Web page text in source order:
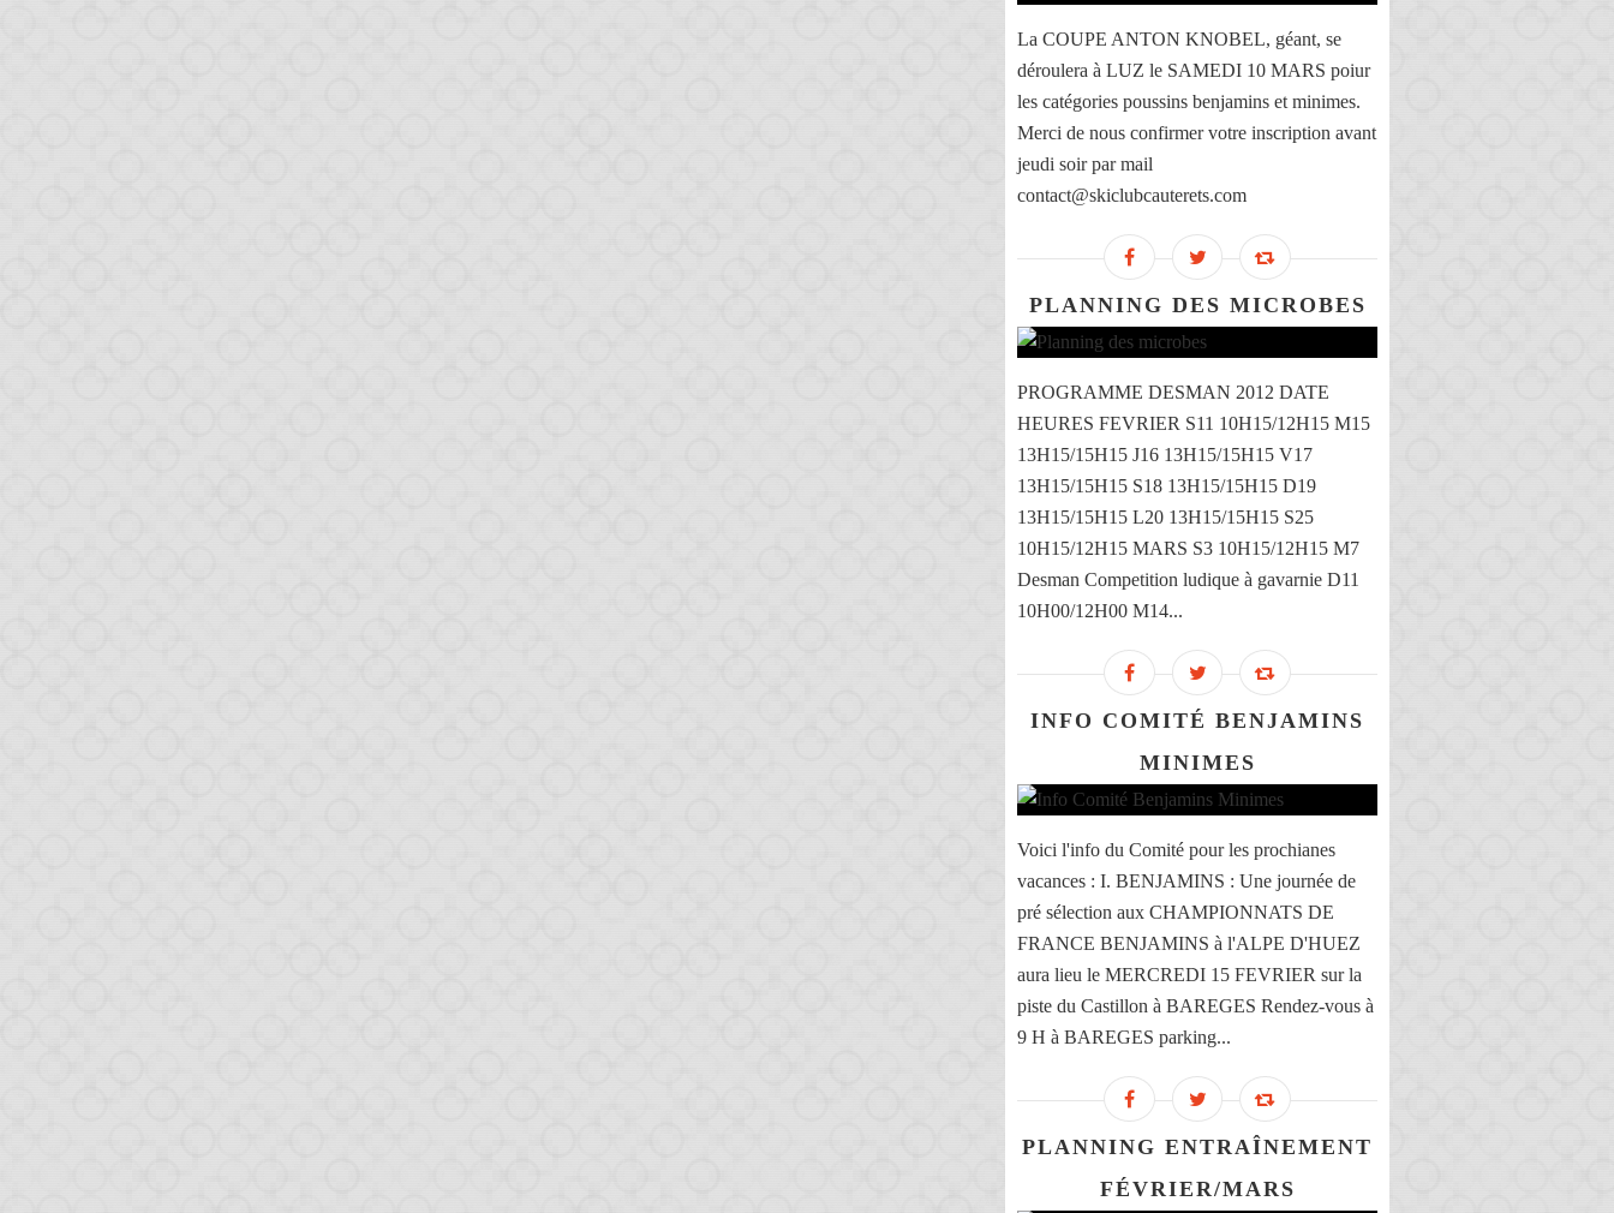
La COUPE ANTON KNOBEL, géant, se
déroulera à LUZ le SAMEDI 10 MARS poiur
les catégories poussins benjamins et minimes.
Merci de nous confirmer votre inscription avant
jeudi soir par mail
contact@skiclubcauterets.com
PLANNING DES MICROBES
PROGRAMME DESMAN 2012 DATE
HEURES FEVRIER S11 10H15/12H15 M15
13H15/15H15 J16 13H15/15H15 V17
13H15/15H15 S18 13H15/15H15 D19
13H15/15H15 L20 13H15/15H15 S25
10H15/12H15 MARS S3 10H15/12H15 M7
Desman Competition ludique à gavarnie D11
10H00/12H00 M14...
INFO COMITÉ BENJAMINS
MINIMES
Voici l'info du Comité pour les prochianes
vacances : I. BENJAMINS : Une journée de
pré sélection aux CHAMPIONNATS DE
FRANCE BENJAMINS à l'ALPE D'HUEZ
aura lieu le MERCREDI 15 FEVRIER sur la
piste du Castillon à BAREGES Rendez-vous à
9 H à BAREGES parking...
PLANNING ENTRAÎNEMENT
FÉVRIER/MARS